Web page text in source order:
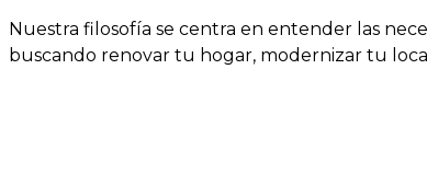
Nuestra filosofía se centra en entender las
buscando renovar tu hogar, modernizar tu